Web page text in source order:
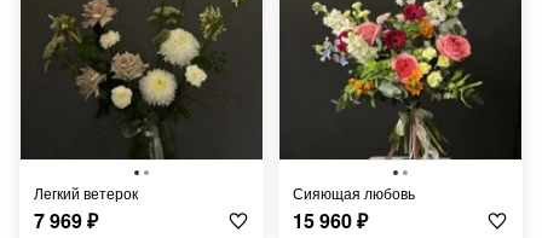
Легкий ветерок
7 969₽
Сияющая любовь
15 960₽